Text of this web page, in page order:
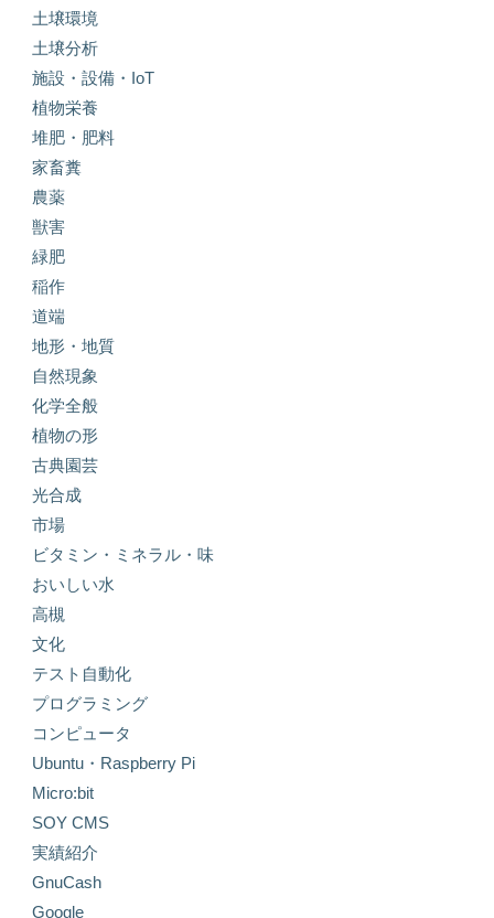
土壌環境
土壌分析
施設・設備・IoT
植物栄養
堆肥・肥料
家畜糞
農薬
獣害
緑肥
稲作
道端
地形・地質
自然現象
化学全般
植物の形
古典園芸
光合成
市場
ビタミン・ミネラル・味
おいしい水
高槻
文化
テスト自動化
プログラミング
コンピュータ
Ubuntu・Raspberry Pi
Micro:bit
SOY CMS
実績紹介
GnuCash
Google